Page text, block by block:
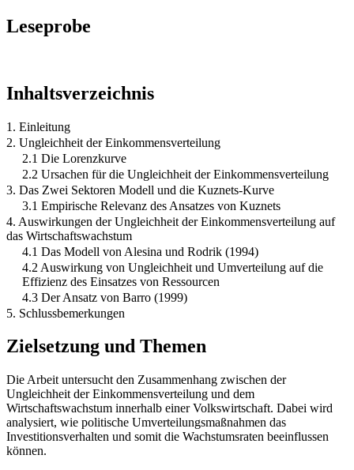
Leseprobe
Inhaltsverzeichnis
1. Einleitung
2. Ungleichheit der Einkommensverteilung
2.1 Die Lorenzkurve
2.2 Ursachen für die Ungleichheit der Einkommensverteilung
3. Das Zwei Sektoren Modell und die Kuznets-Kurve
3.1 Empirische Relevanz des Ansatzes von Kuznets
4. Auswirkungen der Ungleichheit der Einkommensverteilung auf
das Wirtschaftswachstum
4.1 Das Modell von Alesina und Rodrik (1994)
4.2 Auswirkung von Ungleichheit und Umverteilung auf die
Effizienz des Einsatzes von Ressourcen
4.3 Der Ansatz von Barro (1999)
5. Schlussbemerkungen
Zielsetzung und Themen
Die Arbeit untersucht den Zusammenhang zwischen der
Ungleichheit der Einkommensverteilung und dem
Wirtschaftswachstum innerhalb einer Volkswirtschaft. Dabei wird
analysiert, wie politische Umverteilungsmaßnahmen das
Investitionsverhalten und somit die Wachstumsraten beeinflussen
können.